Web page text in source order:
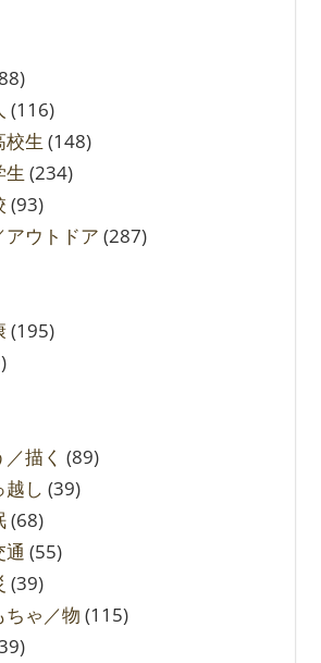
(116)
校生 (148)
生 (234)
(93)
アウトドア (287)
(195)
描く (89)
越し (39)
(68)
通 (55)
(39)
ちゃ／物 (115)